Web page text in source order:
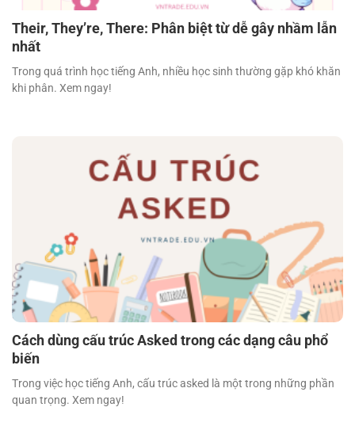
Their, They’re, There: Phân biệt từ dễ gây nhầm lẫn
nhất
Trong quá trình học tiếng Anh, nhiều học sinh thường gặp khó khăn
khi phân. Xem ngay!
Cách dùng cấu trúc Asked trong các dạng câu phổ
biến
Trong việc học tiếng Anh, cấu trúc asked là một trong những phần
quan trọng. Xem ngay!